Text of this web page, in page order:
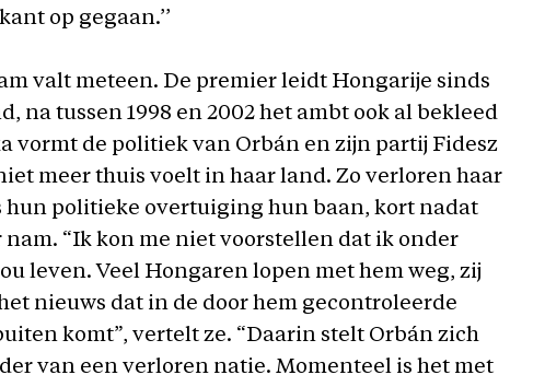
op gegaan.’’
valt meteen. De premier leidt Hongarije sinds
na tussen 1998 en 2002 het ambt ook al bekleed
vormt de politiek van Orbán en zijn partij Fidesz
meer thuis voelt in haar land. Zo verloren haar
hun politieke overtuiging hun baan, kort nadat
nam. “Ik kon me niet voorstellen dat ik onder
leven. Veel Hongaren lopen met hem weg, zij
nieuws dat in de door hem gecontroleerde
komt”, vertelt ze. “Daarin stelt Orbán zich
van een verloren natie. Momenteel is het met